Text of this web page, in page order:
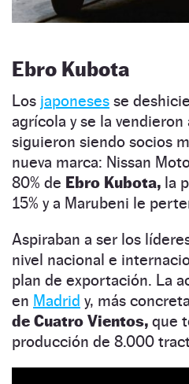
Ebro Kubota
Los japoneses se
agrícola y se la
siguieron siendo socios
nueva marca: Nissan
80% de Ebro Kubota, la
15% y a Marubeni le
Aspiraban a ser los
nivel nacional e
plan de exportación. La
en Madrid y, más
de Cuatro Vientos, que
producción de 8.000